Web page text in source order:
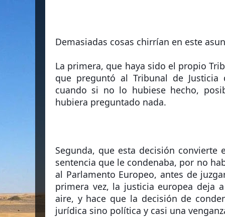
Demasiadas cosas chirrían en este
La primera, que haya sido el propio
que preguntó al Tribunal de
cuando si no lo hubiese hecho,
hubiera preguntado nada.
Segunda, que esta decisión convierte
sentencia que le condenaba, por no
al Parlamento Europeo, antes de
primera vez, la justicia europea deja
aire, y hace que la decisión de
jurídica sino política y casi una